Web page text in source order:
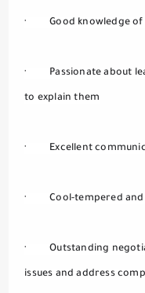
·         Good knowledge
·         Passionate about
to explain them
·         Excellent
·         Cool-tempered
·         Outstanding
issues and address